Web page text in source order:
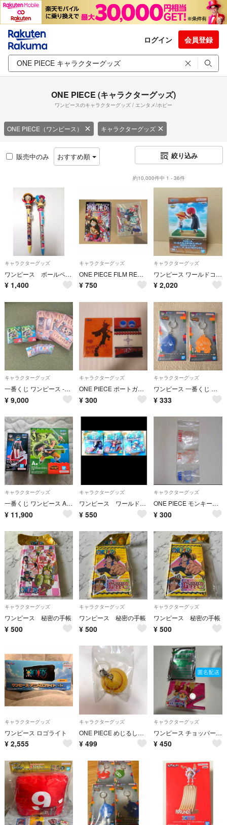
ログイン 会員登録
ONE PIECE (キャラクターグッズ)
ワンピースのキャラクターグッズ / エンタメ/ホビー
ONE PIECE（ワンピース） キャラクターグッズ
販売中のみ おすすめ順 絞り込み
約10,000件中 1 - 36件
キャラクターグッズ
ワンピース ボールペン
¥ 1,400
キャラクターグッズ
ONE PIECE FILM RED 特典 ウタ ルフィ シャンクス アクスタ
¥ 750
キャラクターグッズ
ワンピース ワールドコレクタブルフィギュア ログストーリーズ -モンキー・D・ルフィ＆シャンクス-
¥ 2,020
キャラクターグッズ
一番くじ ワンピース -エルバフ編- GIANT BASH!! Vol.2 A賞 ロロノア・ゾロ その他
¥ 9,000
キャラクターグッズ
ONE PIECE ポートガス・D・エース ミニクリアファイル
¥ 300
キャラクターグッズ
ワンピース 一番くじ エルバフ アクリル チャーム I賞 ナミ サンジ バンダイ キーホルダー ストラップ ONE PIECE
¥ 333
キャラクターグッズ
一番くじ ワンピース A賞 ゾロ ラストワン 軍子 セット
¥ 11,900
キャラクターグッズ
ワンピース ワールドコレクタブル フィギュアミニストラップ
¥ 550
キャラクターグッズ
ONE PIECE モンキー・D・ルフィ ポートガス・D・エース サボ ウォールポケット
¥ 300
キャラクターグッズ
ワンピース 秘密の手帳
¥ 500
キャラクターグッズ
ワンピース 秘密の手帳
¥ 500
キャラクターグッズ
ワンピース 秘密の手帳
¥ 500
キャラクターグッズ
ワンピース ロゴライト
¥ 2,555
キャラクターグッズ
ONE PIECE めじるしアクセサリー 麦わら帽子
¥ 499
キャラクターグッズ
ワンピース チョッパー 松屋 アクリルブロック箸置き 未使用
¥ 450